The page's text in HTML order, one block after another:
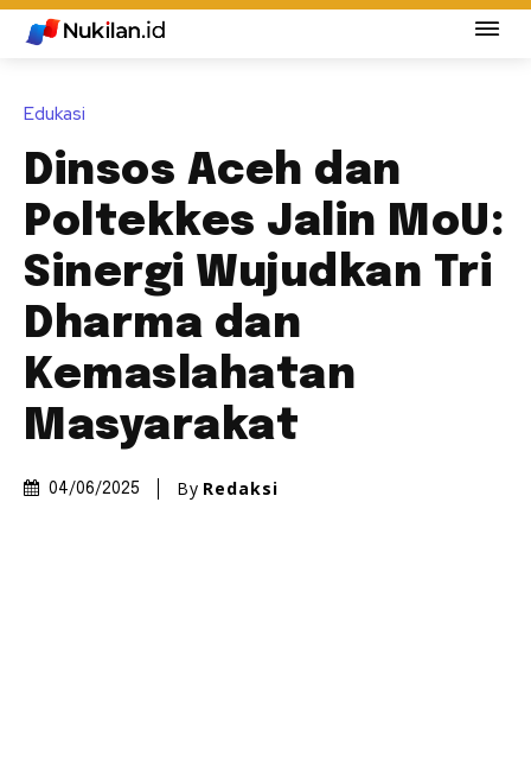
Edukasi
Dinsos Aceh dan
Poltekkes Jalin MoU:
Sinergi Wujudkan Tri
Dharma dan
Kemaslahatan
Masyarakat
04/06/2025 By Redaksi